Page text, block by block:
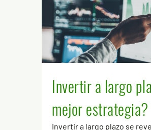
Invertir a largo
mejor estrategia?
Invertir a largo plazo se